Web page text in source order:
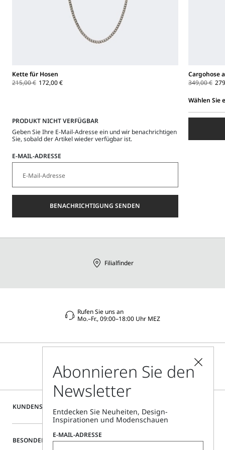
Kette für Hosen
215,00 € 172,00 €
PRODUKT NICHT VERFÜGBAR
Geben Sie Ihre E-Mail-Adresse ein und wir benachrichtigen
Sie, sobald der Artikel wieder verfügbar ist.
E-MAIL-ADRESSE
BENACHRICHTIGUNG SENDEN
Cargohose
349,00 €
Wählen Sie
KUNDENSERVICE
BESONDERE SERVICES
Filialfinder
Rufen Sie uns an
Mo.–Fr., 09:00–18:00 Uhr MEZ
Abonnieren Sie den
Newsletter
Entdecken Sie Neuheiten, Design-
Inspirationen und Modenschauen
E-MAIL-ADRESSE